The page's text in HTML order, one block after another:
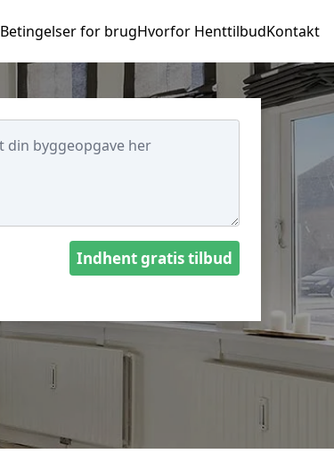
Betingelser for brugHvorfor HenttilbudKontakt
Indhent gratis tilbud